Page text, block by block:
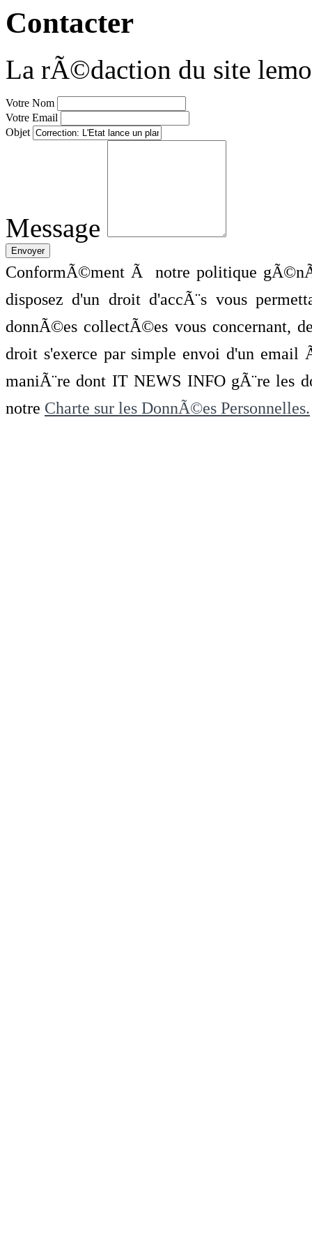
Contacter
La rÃ©daction du site
Votre Nom
Votre Email
Objet
Message
ConformÃ©ment Ã notre politique
disposez d'un droit d'accÃ¨s vous
donnÃ©es collectÃ©es vous concernant,
droit s'exerce par simple envoi d'un
maniÃ¨re dont IT NEWS INFO gÃ¨re les
notre Charte sur les DonnÃ©es Personnelles.